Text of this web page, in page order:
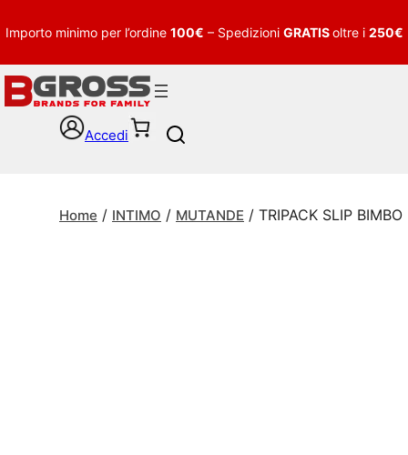
Importo minimo per l’ordine 100€ – Spedizioni GRATISoltre i 250€
Accedi
c
Home / INTIMO / MUTANDE / TRIPACK SLIP BIMBO